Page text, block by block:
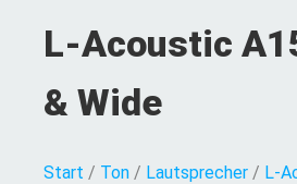
L-Acoustic
& Wide
Start / Ton / Lautsprecher / L-